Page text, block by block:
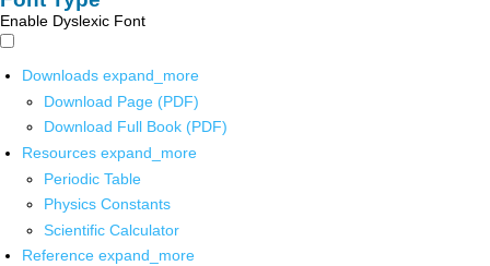
Enable Dyslexic Font
Downloads expand_more
Download Page (PDF)
Download Full Book (PDF)
Resources expand_more
Periodic Table
Physics Constants
Scientific Calculator
Reference expand_more